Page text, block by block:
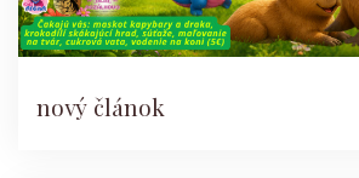
nový článok